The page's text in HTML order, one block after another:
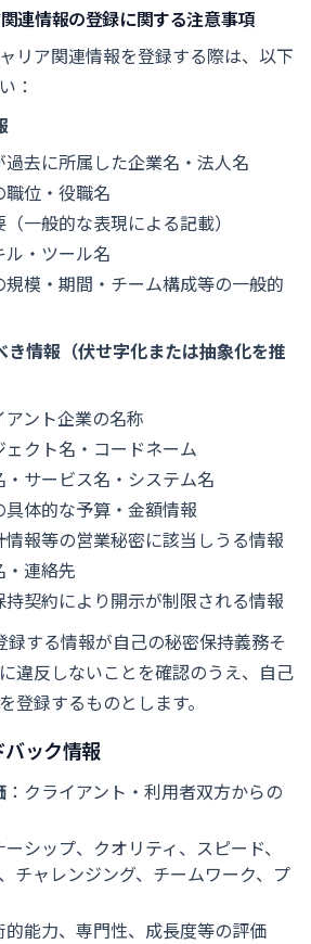
連情報の登録に関する注意事項
リア関連情報を登録する際は、以下
：
去に所属した企業名・法人名
位・役職名
一般的な表現による記載）
・ツール名
規模・期間・チーム構成等の一般的
き情報（伏せ字化または抽象化を推
ント企業の名称
クト名・コードネーム
サービス名・システム名
具体的な予算・金額情報
報等の営業秘密に該当しうる情報
連絡先
持契約により開示が制限される情報
録する情報が自己の秘密保持義務そ
違反しないことを確認のうえ、自己
登録するものとします。
ック情報
：クライアント・利用者双方からの
ーシップ、クオリティ、スピード、
チャレンジング、チームワーク、プ
的能力、専門性、成長度等の評価